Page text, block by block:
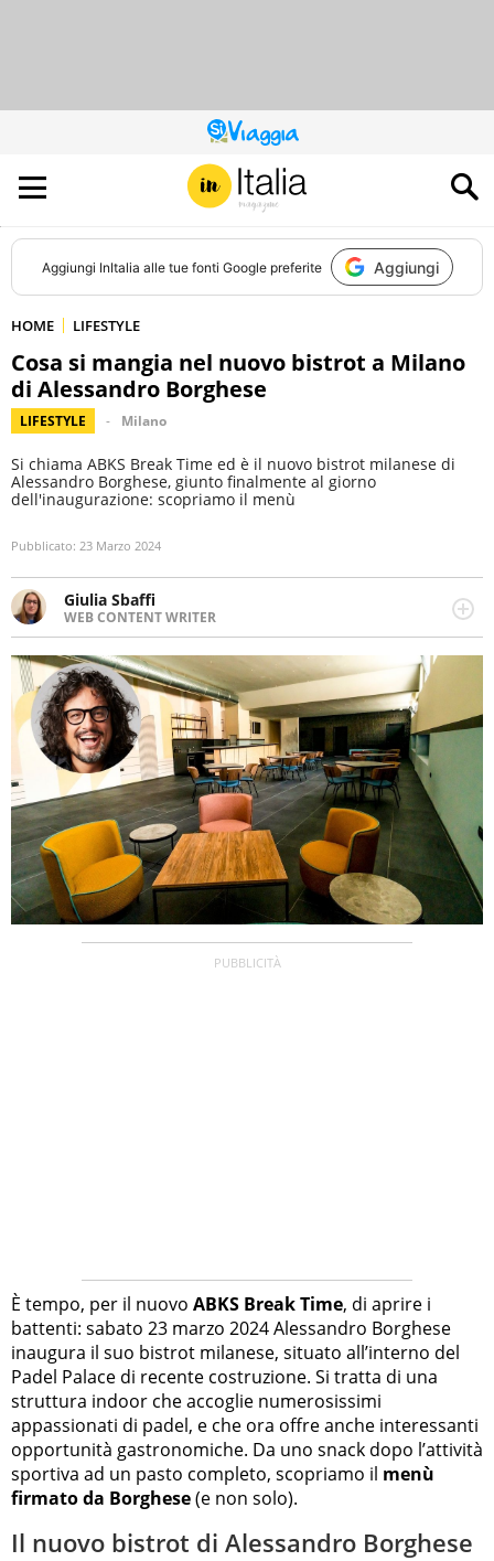
QUESTO
SITO
CONTRIBUISCE
ALL’AUDIENCE
DI
Aggiungi InItalia alle tue fonti Google preferite Aggiungi
HOME LIFESTYLE
Cosa si mangia nel nuovo bistrot a Milano
di Alessandro Borghese
LIFESTYLE Milano
Si chiama ABKS Break Time ed è il nuovo bistrot milanese di
Alessandro Borghese, giunto finalmente al giorno
dell'inaugurazione: scopriamo il menù
Pubblicato: 23 Marzo 2024
Giulia Sbaffi
WEB CONTENT WRITER
Web content writer appassionata di belle storie e di
viaggi, scrive da quando ne ha memoria. Curiosa per
natura, le piace tenersi informata su ciò che accade
intorno a lei.
È tempo, per il nuovo ABKS Break Time, di aprire i
battenti: sabato 23 marzo 2024 Alessandro Borghese
inaugura il suo bistrot milanese, situato all’interno del
Padel Palace di recente costruzione. Si tratta di una
struttura indoor che accoglie numerosissimi
appassionati di padel, e che ora offre anche interessanti
opportunità gastronomiche. Da uno snack dopo l’attività
sportiva ad un pasto completo, scopriamo il menù
firmato da Borghese(e non solo).
Il nuovo bistrot di Alessandro Borghese